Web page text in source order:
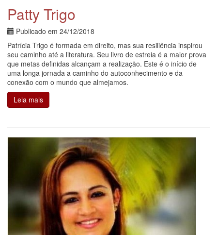
Patty Trigo
Publicado em 24/12/2018
Patrícia Trigo é formada em direito, mas sua resiliência inspirou
seu caminho até a literatura. Seu livro de estreia é a maior prova
que metas definidas alcançam a realização. Este é o início de
uma longa jornada a caminho do autoconhecimento e da
conexão com o mundo que almejamos.
Leia mais